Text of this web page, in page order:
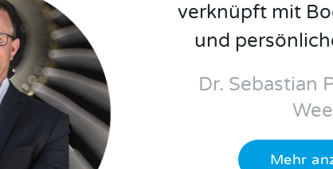
verknüpft mit
und
Dr. Sebastian
Mehr